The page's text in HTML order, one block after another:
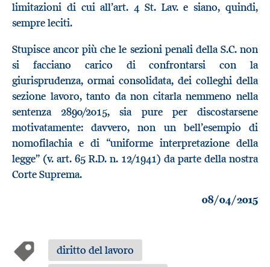
limitazioni di cui all’art. 4 St. Lav. e siano, quindi,
sempre leciti.
Stupisce ancor più che le sezioni penali della S.C. non
si facciano carico di confrontarsi con la
giurisprudenza, ormai consolidata, dei colleghi della
sezione lavoro, tanto da non citarla nemmeno nella
sentenza 2890/2015, sia pure per discostarsene
motivatamente: davvero, non un bell’esempio di
nomofilachia e di “uniforme interpretazione della
legge” (v. art. 65 R.D. n. 12/1941) da parte della nostra
Corte Suprema.
08/04/2015
diritto del lavoro